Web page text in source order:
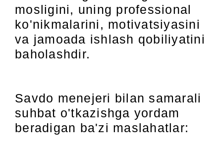
mosligini, uning professional
ko'nikmalarini, motivatsiyasini
va jamoada ishlash qobiliyatini
baholashdir.
Savdo menejeri bilan samarali
suhbat o'tkazishga yordam
beradigan ba'zi maslahatlar: